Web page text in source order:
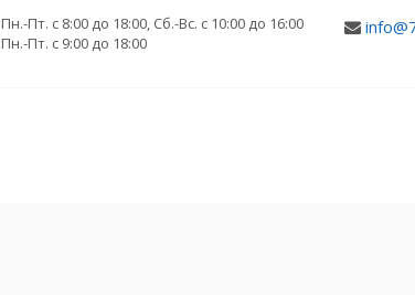
Пн.-Пт. с 8:00 до 18:00, Сб.-Вс. с 10:00 до 16:00
Пн.-Пт. с 9:00 до 18:00